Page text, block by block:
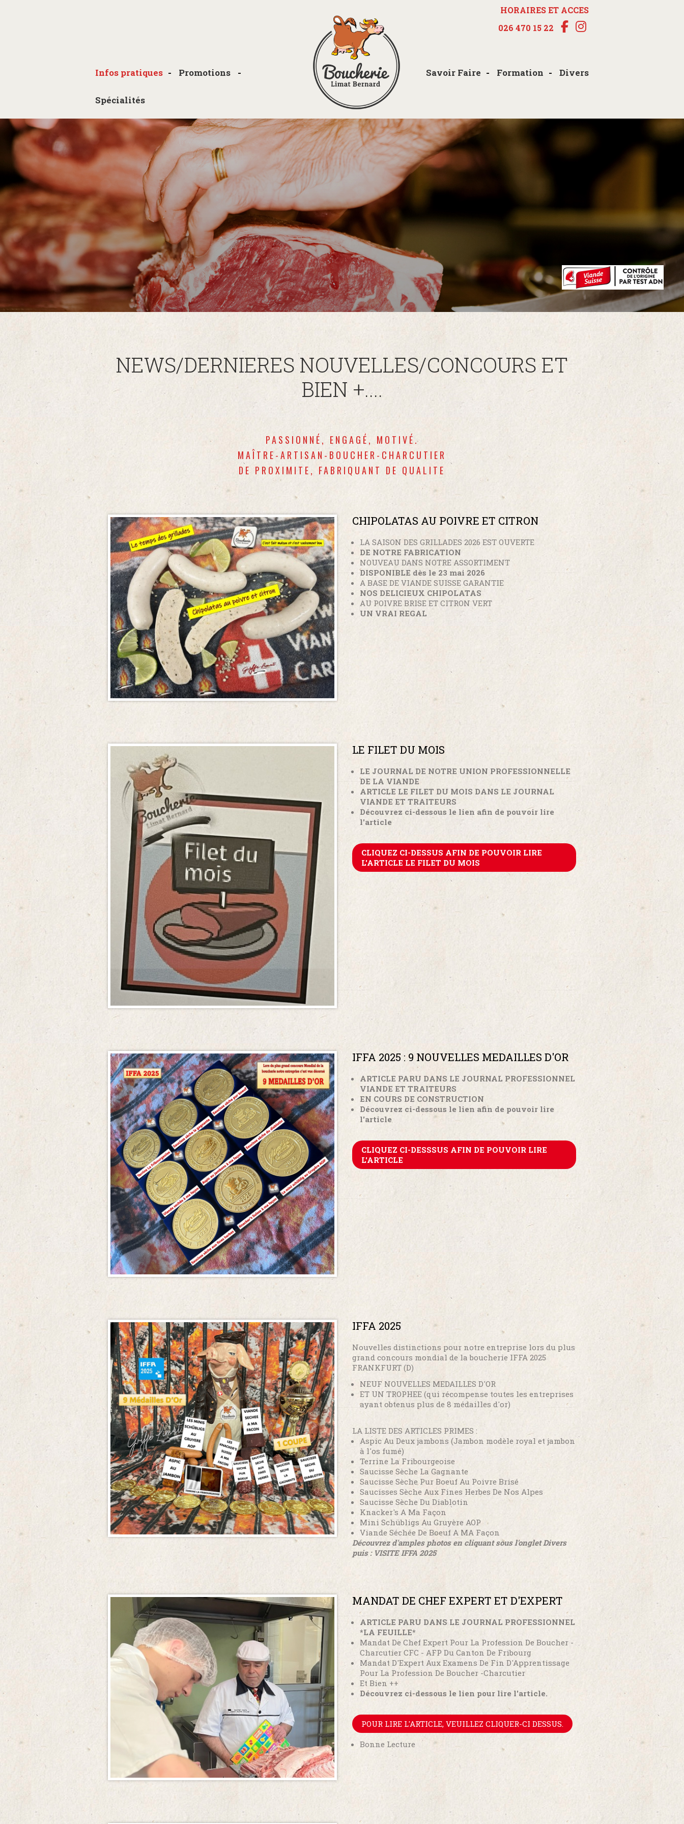
boucherie-
limat.ch
HORAIRES ET ACCES
026 470 15 22
Infos pratiques Promotions
Spécialités
Savoir Faire Formation Divers
NEWS/DERNIERES NOUVELLES/CONCOURS ET
BIEN +....
PASSIONNÉ, ENGAGÉ, MOTIVÉ.
MAÎTRE-ARTISAN-BOUCHER-CHARCUTIER
DE PROXIMITE, FABRIQUANT DE QUALITE
CHIPOLATAS AU POIVRE ET CITRON
LA SAISON DES GRILLADES 2026 EST OUVERTE
DE NOTRE FABRICATION
NOUVEAU DANS NOTRE ASSORTIMENT
DISPONIBLE dès le 23 mai 2026
A BASE DE VIANDE SUISSE GARANTIE
NOS DELICIEUX CHIPOLATAS
AU POIVRE BRISE ET CITRON VERT
UN VRAI REGAL
LE FILET DU MOIS
LE JOURNAL DE NOTRE UNION PROFESSIONNELLE
DE LA VIANDE
ARTICLE LE FILET DU MOIS DANS LE JOURNAL
VIANDE ET TRAITEURS
Découvrez ci-dessous le lien afin de pouvoir lire
l'article
CLIQUEZ CI-DESSUS AFIN DE POUVOIR LIRE
L'ARTICLE LE FILET DU MOIS
IFFA 2025 : 9 NOUVELLES MEDAILLES D'OR
ARTICLE PARU DANS LE JOURNAL PROFESSIONNEL
VIANDE ET TRAITEURS
EN COURS DE CONSTRUCTION
Découvrez ci-dessous le lien afin de pouvoir lire
l'article
CLIQUEZ CI-DESSSUS AFIN DE POUVOIR LIRE
L'ARTICLE
IFFA 2025
Nouvelles distinctions pour notre entreprise lors du plus
grand concours mondial de la boucherie IFFA 2025
FRANKFURT (D)
NEUF NOUVELLES MEDAILLES D'OR
ET UN TROPHEE (qui récompense toutes les entreprises
ayant obtenus plus de 8 médailles d'or)
LA LISTE DES ARTICLES PRIMES :
Aspic Au Deux jambons (Jambon modèle royal et jambon
à l'os fumé)
Terrine La Fribourgeoise
Saucisse Sèche La Gagnante
Saucisse Sèche Pur Boeuf Au Poivre Brisé
Saucisses Sèche Aux Fines Herbes De Nos Alpes
Saucisse Sèche Du Diablotin
Knacker's A Ma Façon
Mini Schübligs Au Gruyère AOP
Viande Séchée De Boeuf A MA Façon
Découvrez d'amples photos en cliquant sous l'onglet Divers
puis : VISITE IFFA 2025
MANDAT DE CHEF EXPERT ET D'EXPERT
ARTICLE PARU DANS LE JOURNAL PROFESSIONNEL
*LA FEUILLE*
Mandat De Chef Expert Pour La Profession De Boucher -
Charcutier CFC - AFP Du Canton De Fribourg
Mandat D'Expert Aux Examens De Fin D'Apprentissage
Pour La Profession De Boucher -Charcutier
Et Bien ++
Découvrez ci-dessous le lien pour lire l'article.
POUR LIRE L'ARTICLE, VEUILLEZ CLIQUER-CI DESSUS.
Bonne Lecture